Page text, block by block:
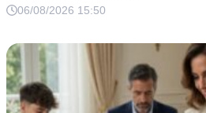
cancelar el depósito mensual
de humillarlo.
06/08/2026 15:50